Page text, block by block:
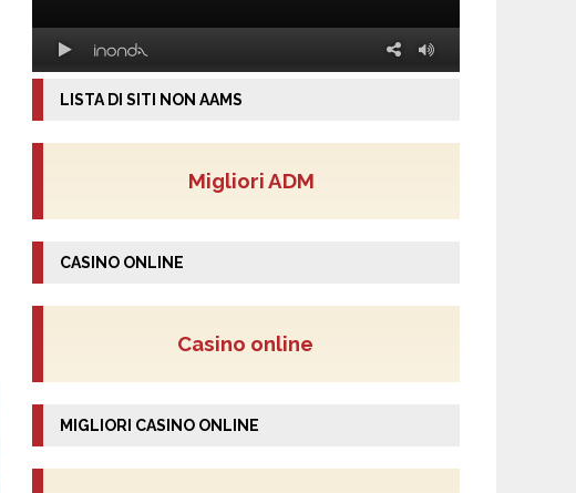
LISTA DI SITI NON AAMS
Migliori ADM
CASINO ONLINE
Casino online
MIGLIORI CASINO ONLINE